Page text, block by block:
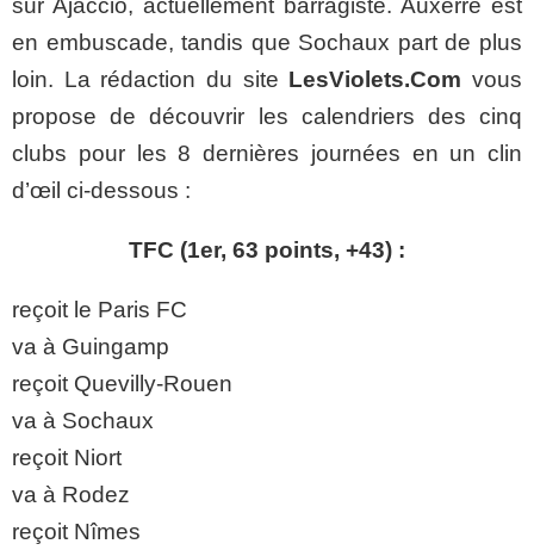
sur Ajaccio, actuellement barragiste. Auxerre est
en embuscade, tandis que Sochaux part de plus
loin. La rédaction du site LesViolets.Com vous
propose de découvrir les calendriers des cinq
clubs pour les 8 dernières journées en un clin
d’œil ci-dessous :
TFC (1er, 63 points, +43) :
reçoit le Paris FC
va à Guingamp
reçoit Quevilly-Rouen
va à Sochaux
reçoit Niort
va à Rodez
reçoit Nîmes